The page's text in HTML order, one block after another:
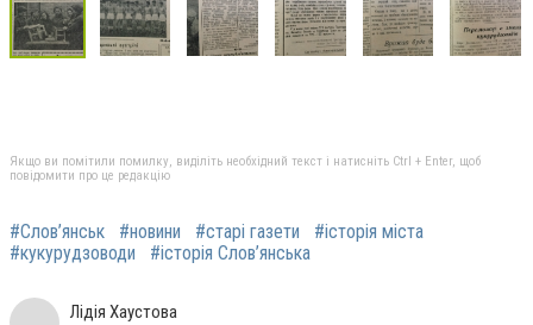
Якщо ви помітили помилку, виділіть необхідний текст і натисніть Ctrl + Enter, щоб
повідомити про це редакцію
#Слов’янськ #новини #старі газети
#історія міста
#кукурудзоводи
#історія Слов’янська
Лідія Хаустова